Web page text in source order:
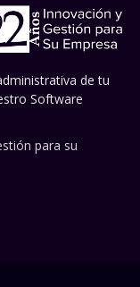
de tu
Software
para su